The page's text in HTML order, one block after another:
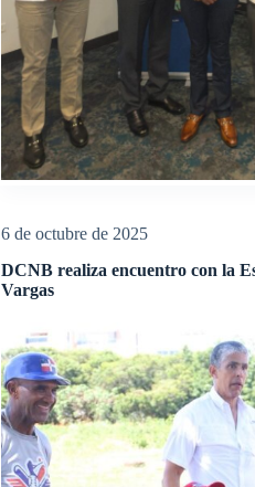
6 de octubre de 2025
DCNB realiza encuentro con la
Vargas